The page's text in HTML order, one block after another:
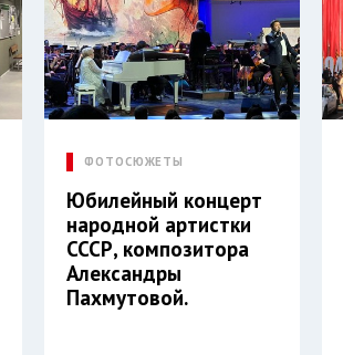
ФОТОСЮЖЕТЫ
Юбилейный концерт
народной артистки
СССР, композитора
Александры
Пахмутовой.